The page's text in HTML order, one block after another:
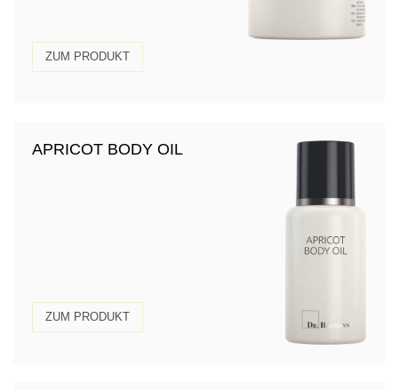
ZUM PRODUKT
APRICOT BODY OIL
ZUM PRODUKT